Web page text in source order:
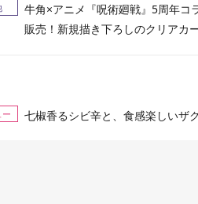
牛角×アニメ『呪術廻戦』5周年コ
販売！新規描き下ろしのクリアカ
ー 七椒香るシビ辛と、食感楽しいザ